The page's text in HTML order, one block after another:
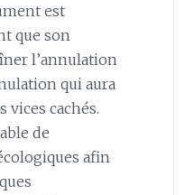
est
que son
l’annulation
qui aura
vices cachés.
de
afin